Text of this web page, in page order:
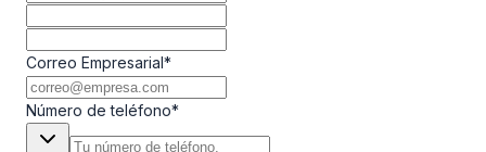
Correo Empresarial*
Número de teléfono*